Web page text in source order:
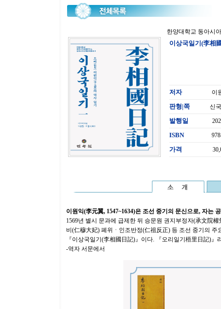
한양대학교 동아시
이상국일기(李相
저자 이
판형|쪽 신
발행일
ISBN
가격
이원익(李元翼, 1547~1634)은 조선 중기의 문신으로, 자는
1569년 별시 문과에 급제한 뒤 승문원 권지부정자(承文院
비(仁穆大妃) 폐위ㆍ인조반정(仁祖反正) 등 조선 중기의
『이상국일기(李相國日記)』이다. 『오리일기梧里日記)』
-역자 서문에서